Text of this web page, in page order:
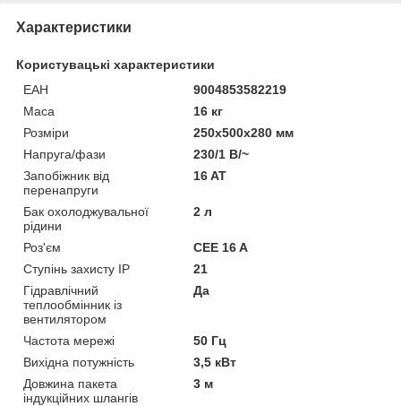
Характеристики
Користувацькі характеристики
ЕАН
9004853582219
Маса
16 кг
Розміри
250x500x280 мм
Напруга/фази
230/1 В/~
Запобіжник від
перенапруги
16 AT
Бак охолоджувальної
рідини
2 л
Роз'єм
CEE 16 A
Ступінь захисту IP
21
Гідравлічний
теплообмінник із
вентилятором
Да
Частота мережі
50 Гц
Вихідна потужність
3,5 кВт
Довжина пакета
індукційних шлангів
3 м